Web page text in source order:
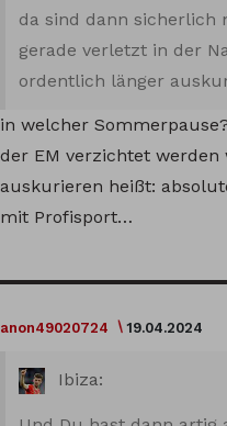
da sind dann sicherlich
gerade verletzt in der
ordentlich länger
in welcher
der EM verzichtet
auskurieren heißt:
mit Profisport…
anon49020724 19.04.2024
Ibiza: